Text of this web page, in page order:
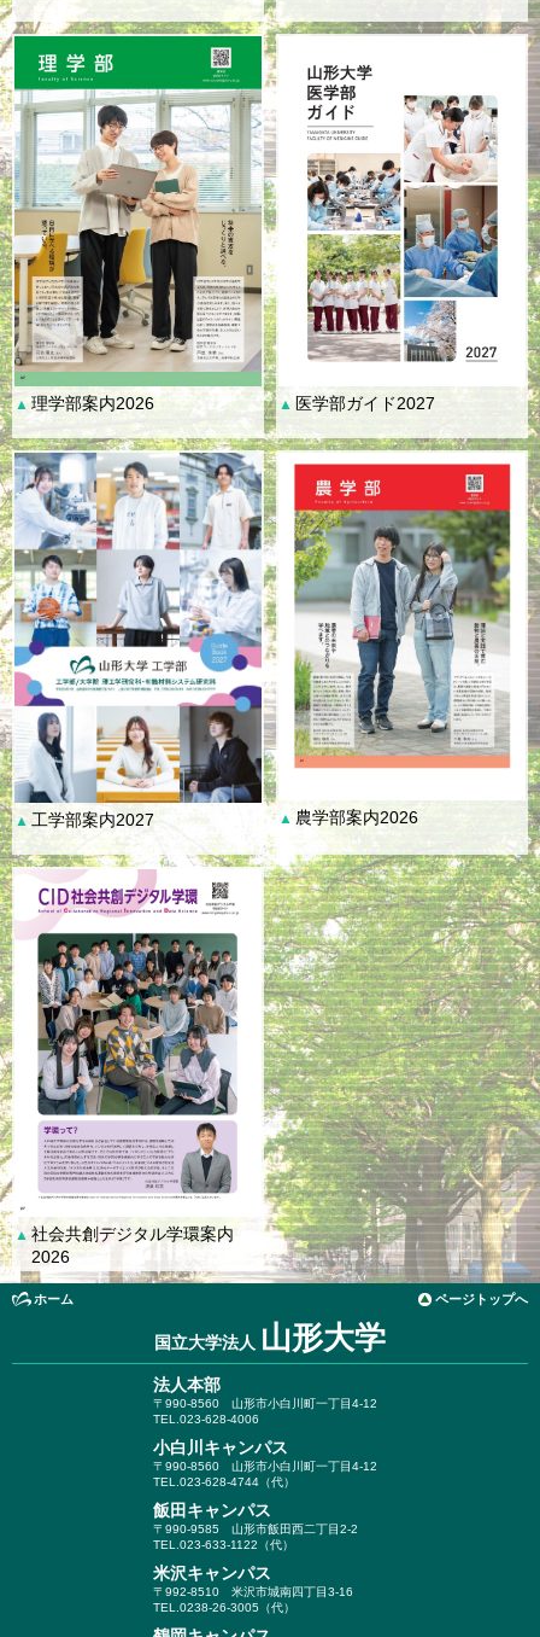
▲理学部案内2026 ▲ 医学部ガイド2027
▲ 工学部案内2027 ▲ 農学部案内2026
▲ 社会共創デジタル学環案内
2026
ホーム ページトップへ
国立大学法人 山形大学
法人本部
〒990-8560 山形市小白川町一丁目4-12
TEL.023-628-4006
小白川キャンパス
〒990-8560 山形市小白川町一丁目4-12
TEL.023-628-4744（代）
飯田キャンパス
〒990-9585 山形市飯田西二丁目2-2
TEL.023-633-1122（代）
米沢キャンパス
〒992-8510 米沢市城南四丁目3-16
TEL.0238-26-3005（代）